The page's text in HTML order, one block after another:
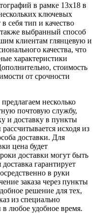
в рамке 13х18 в
ключевых
себя тип и качество
выбранный способ
клиентам глянцевую и
качества, что
характеристики
стоимость
от срочности
несколько
почтовую службу,
и доставку в пункты
исходя из
доставки. Для
цена будет
доставки могут быть
гарантирует
в руки
заказа через пункты
решение для тех,
из специально
любое удобное время.